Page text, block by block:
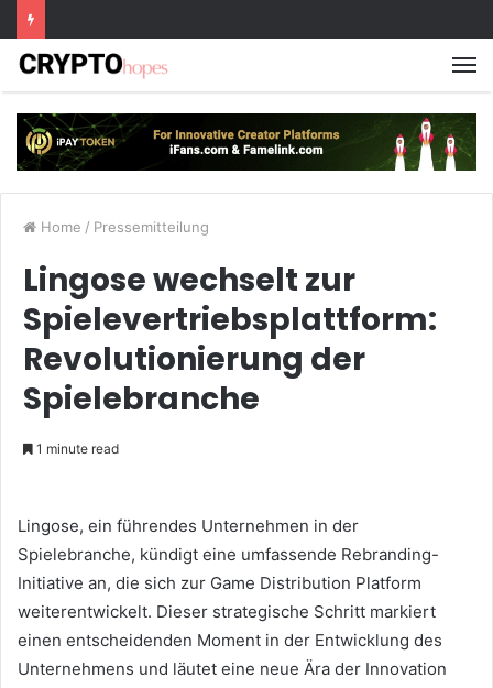
Home / Pressemitteilung
Lingose wechselt zur
Spielevertriebsplattform:
Revolutionierung der
Spielebranche
1 minute read
Lingose, ein führendes Unternehmen in der
Spielebranche, kündigt eine umfassende Rebranding-
Initiative an, die sich zur Game Distribution Platform
weiterentwickelt. Dieser strategische Schritt markiert
einen entscheidenden Moment in der Entwicklung des
Unternehmens und läutet eine neue Ära der Innovation